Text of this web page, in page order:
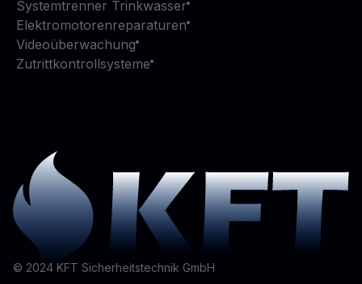
Systemtrenner Trinkwasser
Elektromotorenreparaturen
Videoüberwachung
Zutrittkontrollsysteme
© 2024 KFT Sicherheitstechnik GmbH